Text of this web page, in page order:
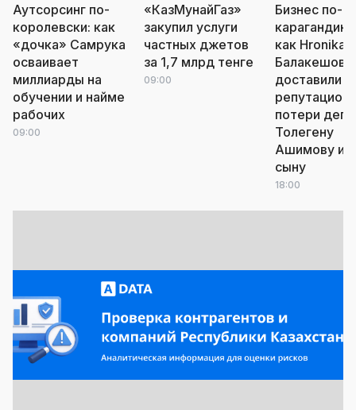
Аутсорсинг по-
королевски: как
«дочка» Самрука
осваивает
миллиарды на
обучении и найме
рабочих
09:00
«КазМунайГаз»
закупил услуги
частных джетов
за 1,7 млрд тенге
09:00
Бизнес по-
как
Балакешова
доставили
потери
Толегену
Ашимову и
сыну
18:00